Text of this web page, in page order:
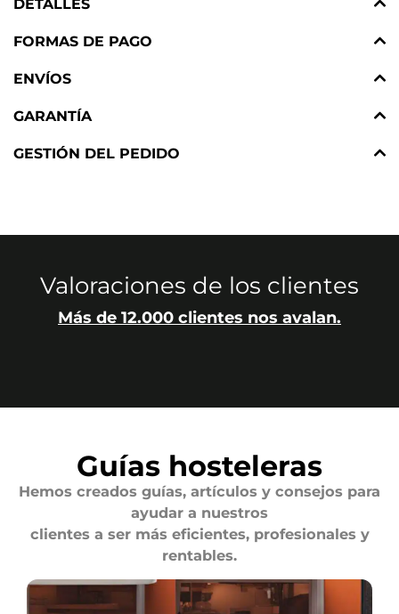
DETALLES
FORMAS DE PAGO
ENVÍOS
GARANTÍA
GESTIÓN DEL PEDIDO
Valoraciones de los clientes
Más de 12.000 clientes nos avalan.
Guías hosteleras
Hemos creados guías, artículos y consejos para
ayudar a nuestros
clientes a ser más eficientes, profesionales y
rentables.